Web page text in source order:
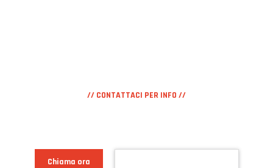
// CONTATTACI PER INFO //
Chiama ora